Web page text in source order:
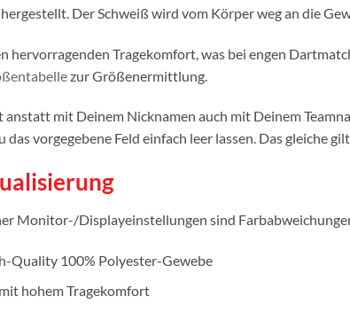
Der Schweiß wird vom Körper weg an die
hervorragenden Tragekomfort, was bei engen
zur Größenermittlung.
mit Deinem Nicknamen auch mit Deinem
vorgegebene Feld einfach leer lassen. Das gleiche
Monitor-/Displayeinstellungen sind
Quality 100% Polyester-Gewebe
hohem Tragekomfort